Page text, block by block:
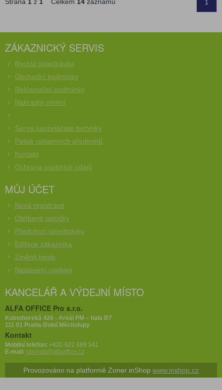
1
ZÁKAZNICKÝ SERVIS
Rychlá objednávka
Obchodní podmínky
Reklamační podmínky
Náhradní plnění
Servis kancelářské techniky
Potisk reklamních předmětů
Kontakt
Ochrana osobních údajů
MŮJ ÚČET
Nová registrace
Oblíbené položky
Předchozí objednávky
Editace zákazníka
Změnit heslo
Nastavení cookies
KANCELÁŘ A VÝDEJNÍ MÍSTO
ALFA OFFICE Pro s.r.o.
Kutnohorská 426 - Areál PM – hala B7
111 01 Praha-Dolní Měcholupy
Kontakt
Mobilní telefon: +420 602 689 541
E-mail: obchod@alfaoffice.cz
Provozováno na platformě Zoner inShop www.inshop.cz